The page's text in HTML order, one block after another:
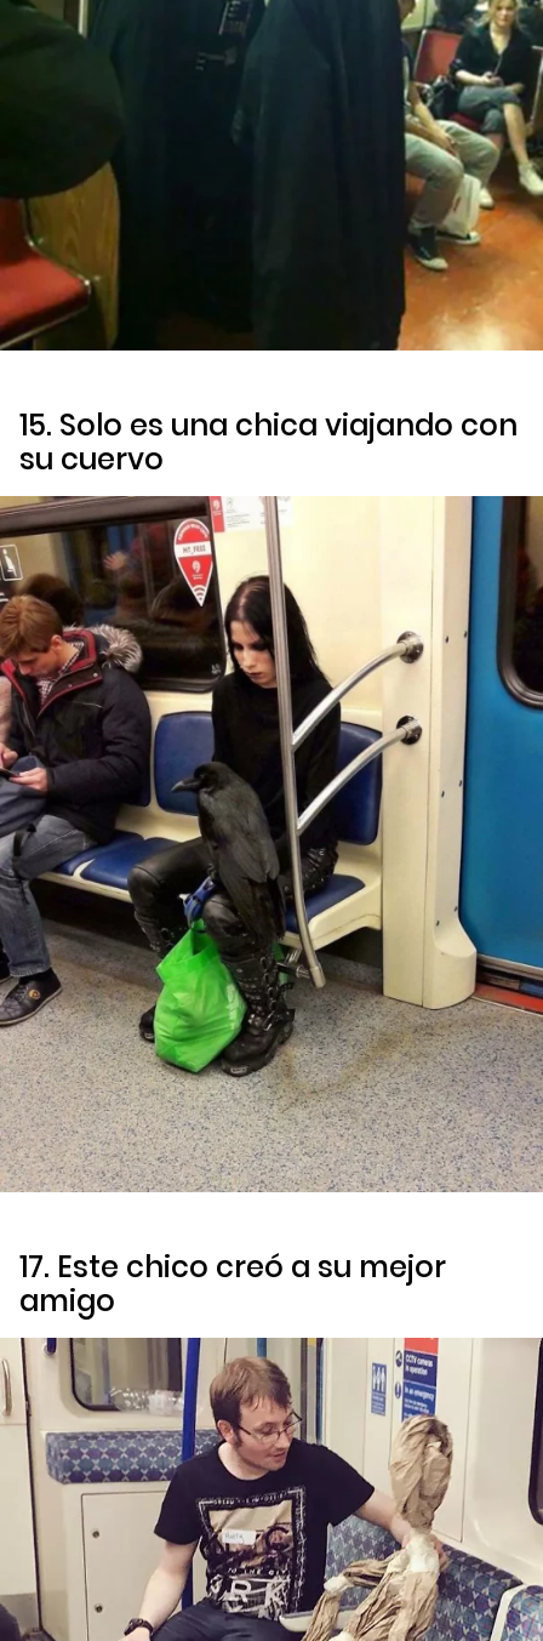
15. Solo es una chica viajando con
su cuervo
17. Este chico creó a su mejor
amigo